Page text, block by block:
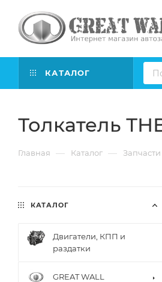
КАТАЛОГ
Толкатель
Главная — Каталог — Запчасти
КАТАЛОГ
Двигатели, КПП и
раздатки
GREAT WALL